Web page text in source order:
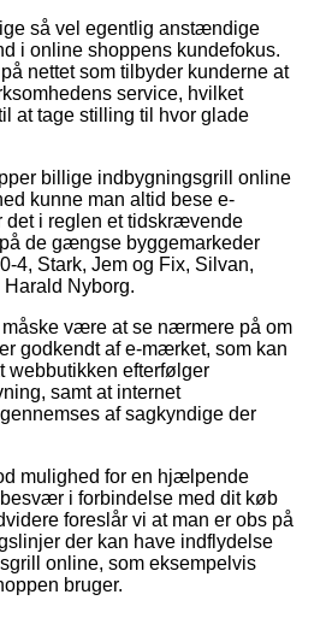
så vel egentlig anstændige
i online shoppens kundefokus.
nettet som tilbyder kunderne at
service, hvilket
at tage stilling til hvor glade
billige indbygningsgrill online
kunne man altid bese e-
det i reglen et tidskrævende
de gængse byggemarkeder
4, Stark, Jem og Fix, Silvan,
Nyborg.
være at se nærmere på om
godkendt af e-mærket, som kan
webbutikken efterfølger
samt at internet
af sagkyndige der
mulighed for en hjælpende
i forbindelse med dit køb
foreslår vi at man er obs på
der kan have indflydelse
online, som eksempelvis
bruger.